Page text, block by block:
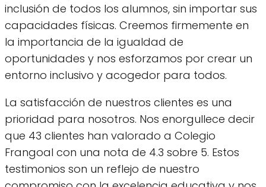
inclusión de todos los alumnos, sin importar sus
capacidades físicas. Creemos firmemente en
la importancia de la igualdad de
oportunidades y nos esforzamos por crear un
entorno inclusivo y acogedor para todos.
La satisfacción de nuestros clientes es una
prioridad para nosotros. Nos enorgullece decir
que 43 clientes han valorado a Colegio
Frangoal con una nota de 4.3 sobre 5. Estos
testimonios son un reflejo de nuestro